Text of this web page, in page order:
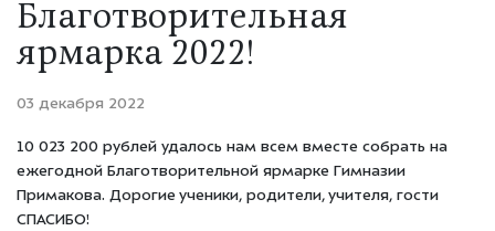
Благотворительная
ярмарка 2022!
03 декабря 2022
10 023 200 рублей удалось нам всем вместе собрать на
ежегодной Благотворительной ярмарке Гимназии
Примакова. Дорогие ученики, родители, учителя, гости
СПАСИБО!